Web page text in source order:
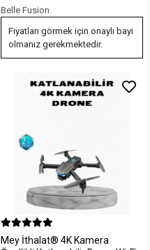
Yörünge Uçuşu ve Eve Dönüş
Özellikli
Belle Fusion
Fiyatları görmek için onaylı bayi
olmanız gerekmektedir.
Mey İthalat® 4K Kamera